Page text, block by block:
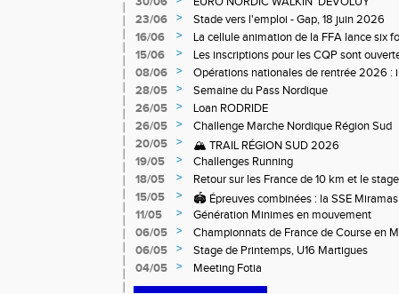
23/06
>
Stade vers l'emploi - Gap, 18 juin 2026
16/06
>
La cellule animation de la FFA lance six
Niveau 1 et 3 pour ACR Niveau 2)
15/06 >
Les inscriptions pour les CQP sont
Qualification Professionnelle)
08/06 >
Opérations nationales de rentrée 2026 :
28/05
>
Semaine du Pass Nordique
26/05
>
Loan RODRIDE
26/05
>
Challenge Marche Nordique Région Sud
20/05
>
🏔️ TRAIL RÉGION SUD 2026
19/05
>
Challenges Running
18/05
>
Retour sur les France de 10 km et le
off-road à Briançon
15/05 >
🏟️ Épreuves combinées : la SSE
11/05
>
Génération Minimes en mouvement
06/05
>
Championnats de France de Course en
06/05
>
Stage de Printemps, U16 Martigues
04/05
> Meeting Fotia